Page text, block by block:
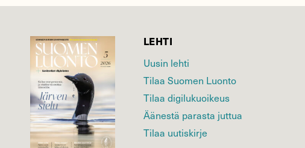
LEHTI
Uusin lehti
Tilaa Suomen Luonto
Tilaa digilukuoikeus
Äänestä parasta juttua
Tilaa uutiskirje